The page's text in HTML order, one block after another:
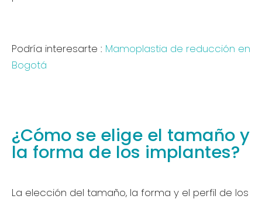
Podría interesarte : Mamoplastia de reducción en
Bogotá
¿Cómo se elige el tamaño y
la forma de los implantes?
La elección del tamaño, la forma y el perfil de los